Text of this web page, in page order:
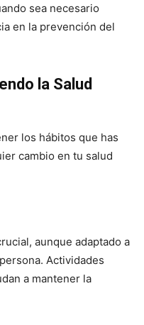
sea necesario
en la prevención del
la Salud
los hábitos que has
cambio en tu salud
aunque adaptado a
Actividades
a mantener la